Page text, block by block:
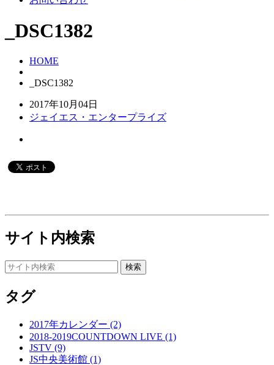
_DSC1382
HOME
_DSC1382
2017年10月04日
ジェイエス・エンタープライズ
サイト内検索
タグ
2017年カレンダー (2)
2018-2019COUNTDOWN LIVE (1)
JSTV (9)
JS中央美術館 (1)